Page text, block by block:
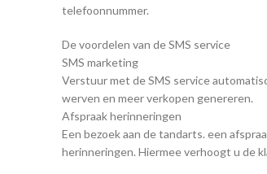
telefoonnummer.
De voordelen van de SMS service
SMS marketing
Verstuur met de SMS service
werven en meer verkopen genereren.
Afspraak herinneringen
Een bezoek aan de tandarts. een
herinneringen. Hiermee verhoogt u de